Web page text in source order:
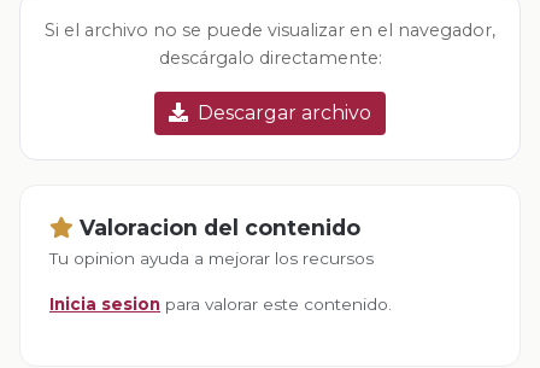
Si el archivo no se puede visualizar en el navegador,
descárgalo directamente:
Descargar archivo
Valoracion del contenido
Tu opinion ayuda a mejorar los recursos
Inicia sesion para valorar este contenido.